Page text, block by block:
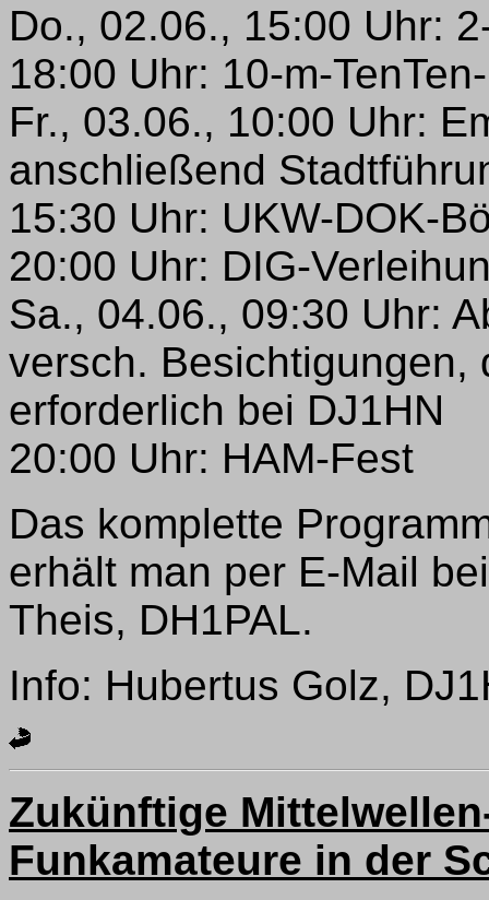
Do., 02.06., 15:00 Uhr:
18:00 Uhr: 10-m-
Fr., 03.06., 10:00 Uhr:
anschließend
15:30 Uhr: UKW-DOK-
20:00 Uhr: DIG-
Sa., 04.06., 09:30 Uhr:
versch. Besichtigungen,
erforderlich bei DJ1HN
20:00 Uhr: HAM-Fest
Das komplette
erhält man per E-Mail
Theis, DH1PAL.
Info: Hubertus Golz,
Zukünftige
Funkamateure in der